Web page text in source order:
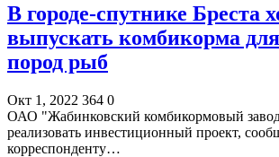
В городе-спутнике Бреста
выпускать комбикорма
пород рыб
Окт 1, 2022 364 0
ОАО "Жабинковский комбикормовый
реализовать инвестиционный проект,
корреспонденту…